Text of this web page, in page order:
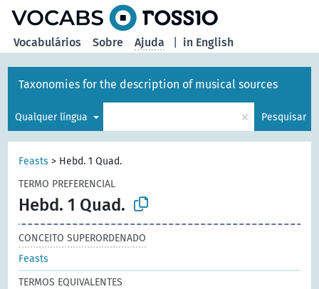
in English
Vocabulários Sobre Ajuda
Taxonomies for the description of musical sources
Qualquer língua × Pesquisar
Feasts > Hebd. 1 Quad.
TERMO PREFERENCIAL
Hebd. 1 Quad.
CONCEITO SUPERORDENADO
Feasts
TERMOS EQUIVALENTES